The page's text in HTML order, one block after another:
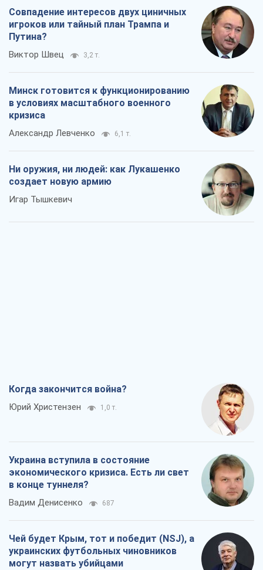
Совпадение интересов двух циничных
игроков или тайный план Трампа и
Путина?
Виктор Швец 3,2 т.
Минск готовится к функционированию
в условиях масштабного военного
кризиса
Александр Левченко 6,1 т.
Ни оружия, ни людей: как Лукашенко
создает новую армию
Игар Тышкевич
Когда закончится война?
Юрий Христензен 1,0 т.
Украина вступила в состояние
экономического кризиса. Есть ли свет
в конце туннеля?
Вадим Денисенко 687
Чей будет Крым, тот и победит (NSJ), а
украинских футбольных чиновников
могут назвать убийцами